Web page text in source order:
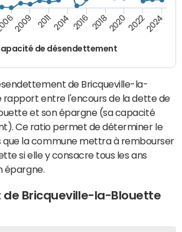
de désendettement
2009 20112014 2016 2018202020222024
de Bricqueville-la-
rapport entre l'encours de la dette de
et son épargne (sa capacité
Ce ratio permet de déterminer le
que la commune mettra à rembourser
si elle y consacre tous les ans
épargne.
de Bricqueville-la-Blouette